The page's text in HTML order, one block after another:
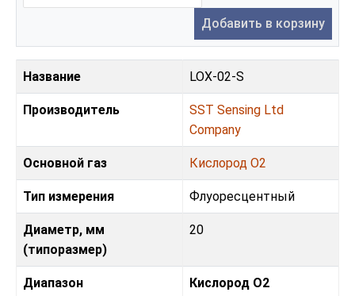
Добавить в корзину
Название LOX-02-S
Производитель
SST Sensing Ltd
Company
Основной газ Кислород O2
Тип измерения Флуоресцентный
Диаметр, мм
(типоразмер)
20
Диапазон
Кислород O2